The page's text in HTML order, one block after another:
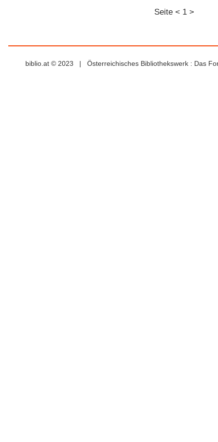
Seite < 1 >
biblio.at © 2023 | Österreichisches Bibliothekswerk : Das